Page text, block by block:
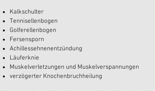
Kalkschulter
Tennisellenbogen
Golferellenbogen
Fersensporn
Achillessehnenentzündung
Läuferknie
Muskelverletzungen und Muskelverspannungen
verzögerter Knochenbruchheilung